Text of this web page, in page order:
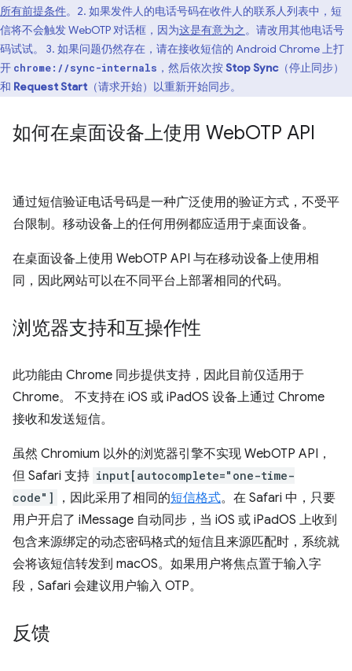
所有前提条件。2. 如果发件人的电话号码在收件人的联系人列表中，短
信将不会触发 WebOTP 对话框，因为这是有意为之。请改用其他电话号
码试试。 3. 如果问题仍然存在，请在接收短信的 Android Chrome 上打
开 chrome://sync-internals ，然后依次按Stop Sync（停止同步）
和 Request Start （请求开始）以重新开始同步。
如何在桌面设备上使用 WebOTP API
通过短信验证电话号码是一种广泛使用的验证方式，不受平
台限制。移动设备上的任何用例都应适用于桌面设备。
在桌面设备上使用 WebOTP API 与在移动设备上使用相
同，因此网站可以在不同平台上部署相同的代码。
浏览器支持和互操作性
此功能由 Chrome 同步提供支持，因此目前仅适用于
Chrome。 不支持在 iOS 或 iPadOS 设备上通过 Chrome
接收和发送短信。
虽然 Chromium 以外的浏览器引擎不实现 WebOTP API，
但 Safari 支持 input[autocomplete="one-time-
code"]
，因此采用了相同的短信格式。在 Safari 中，只要
用户开启了 iMessage 自动同步，当 iOS 或 iPadOS 上收到
包含来源绑定的动态密码格式的短信且来源匹配时，系统就
会将该短信转发到 macOS。如果用户将焦点置于输入字
段，Safari 会建议用户输入 OTP。
反馈